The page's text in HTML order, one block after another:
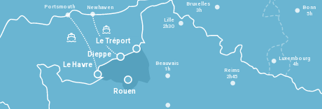
Le Havre
Dieppe
Le Tréport
Beauvais
1h Reims
2h45
Lille
2h30
Bruxelles
3h
Newhaven
Portsmouth Bonn
5h
Luxembourg
4h
Rouen